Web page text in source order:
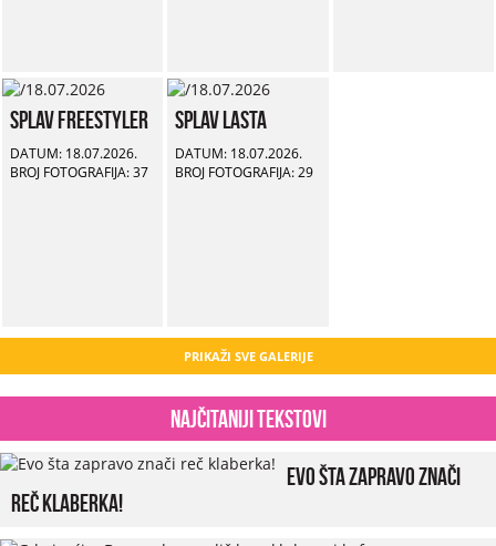
Splav Freestyler
DATUM: 18.07.2026.
BROJ FOTOGRAFIJA: 37
Splav Lasta
DATUM: 18.07.2026.
BROJ FOTOGRAFIJA: 29
PRIKAŽI SVE GALERIJE
Najčitaniji tekstovi
Evo šta zapravo znači
reč klaberka!